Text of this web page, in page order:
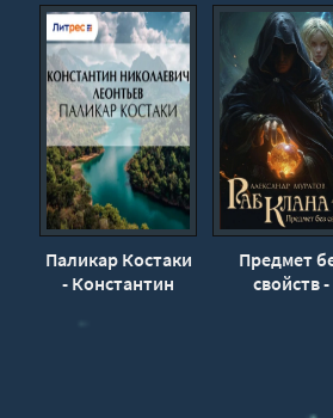
Паликар Костаки
- Константин
Предмет
свойств -